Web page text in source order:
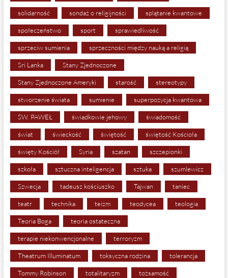
solidarność sondaż o religijności splątanie kwantowe
społeczeństwo sport sprawiedliwość
sprzeciw sumienia sprzeczności między nauką a religią
Sri Lanka Stany Zjednoczone
Stany Zjednoczone Ameryki starość stereotypy
stworzenie świata sumienie superpozycja kwantowa
ŚW. PAWEŁ świadkowie jehowy świadomość
świat świeckość świętość świętość Kościoła
święty Kościół Syria szatan szczepionki
szkoła sztuczna inteligencja sztuka szumlewicz
Szwecja tadeusz kościuszko Tajwan taniec
teatr technika teizm teodycea teologia
Teoria Boga teoria ostateczna
terapie niekonwencjonalne terroryzm
Theatrum Illuminatum toksyczna rodzina tolerancja
Tommy Robinson totalitaryzm tożsamość